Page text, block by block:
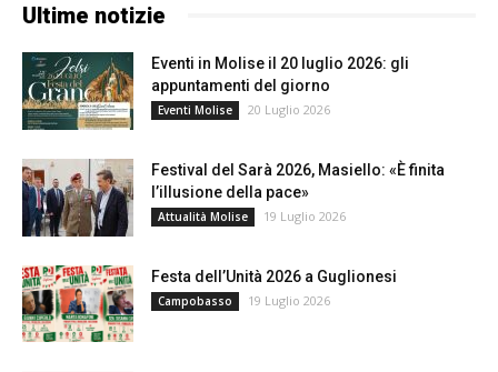
Ultime notizie
Eventi in Molise il 20 luglio 2026: gli
appuntamenti del giorno
Eventi Molise 20 Luglio 2026
Festival del Sarà 2026, Masiello: «È finita
l’illusione della pace»
Attualità Molise 19 Luglio 2026
Festa dell’Unità 2026 a Guglionesi
Campobasso 19 Luglio 2026